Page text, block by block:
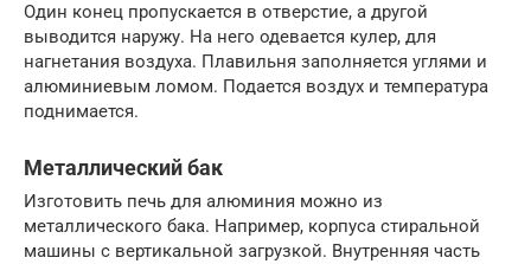
Один конец пропускается в отверстие, а другой
выводится наружу. На него одевается кулер, для
нагнетания воздуха. Плавильня заполняется углями и
алюминиевым ломом. Подается воздух и температура
поднимается.
Металлический бак
Изготовить печь для алюминия можно из
металлического бака. Например, корпуса стиральной
машины с вертикальной загрузкой. Внутренняя часть